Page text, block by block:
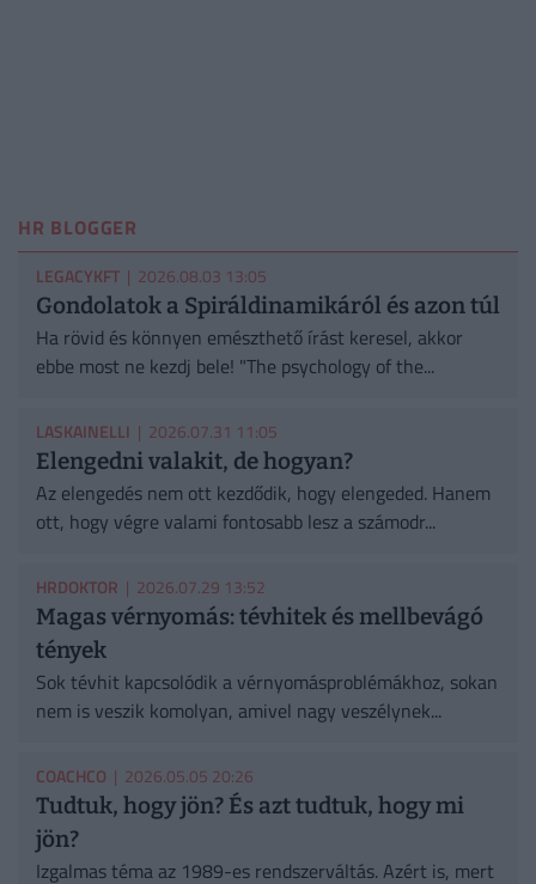
HR BLOGGER
LEGACYKFT | 2026.08.03 13:05
Gondolatok a Spiráldinamikáról és azon túl
Ha rövid és könnyen emészthető írást keresel, akkor
ebbe most ne kezdj bele! "The psychology of the...
LASKAINELLI | 2026.07.31 11:05
Elengedni valakit, de hogyan?
Az elengedés nem ott kezdődik, hogy elengeded. Hanem
ott, hogy végre valami fontosabb lesz a számodr...
HRDOKTOR | 2026.07.29 13:52
Magas vérnyomás: tévhitek és mellbevágó
tények
Sok tévhit kapcsolódik a vérnyomásproblémákhoz, sokan
nem is veszik komolyan, amivel nagy veszélynek...
COACHCO | 2026.05.05 20:26
Tudtuk, hogy jön? És azt tudtuk, hogy mi
jön?
Izgalmas téma az 1989-es rendszerváltás. Azért is, mert